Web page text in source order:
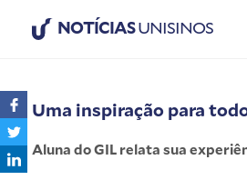
NOTÍCIASUNISINOS
Uma inspiração para
Aluna do GIL relata sua